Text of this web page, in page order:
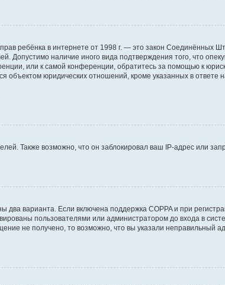
ребёнка в интернете от 1998 г. — это закон Соединённых
Допустимо наличие иного вида подтверждения того, что
или к самой конференции, обратитесь за помощью к
юридических отношений, кроме указанных в ответе
Также возможно, что он заблокировал ваш IP-адрес или
варианта. Если включена поддержка COPPA и при
пользователями или администратором до входа в
не получено, то возможно, что вы указали неправильный